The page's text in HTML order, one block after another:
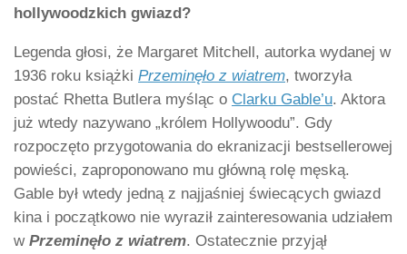
hollywoodzkich gwiazd?
Legenda głosi, że Margaret Mitchell, autorka wydanej w
1936 roku książki Przeminęło z wiatrem, tworzyła
postać Rhetta Butlera myśląc o Clarku Gable’u. Aktora
już wtedy nazywano „królem Hollywoodu”. Gdy
rozpoczęto przygotowania do ekranizacji bestsellerowej
powieści, zaproponowano mu główną rolę męską.
Gable był wtedy jedną z najjaśniej świecących gwiazd
kina i początkowo nie wyraził zainteresowania udziałem
w Przeminęło z wiatrem. Ostatecznie przyjął